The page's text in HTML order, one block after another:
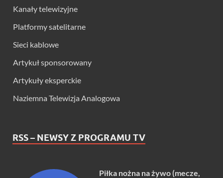
Kanały telewizyjne
Platformy satelitarne
Sieci kablowe
Artykuł sponsorowany
Artykuły eksperckie
Naziemna Telewizja Analogowa
RSS – NEWSY Z PROGRAMU TV
Piłka nożna na żywo (mecze,